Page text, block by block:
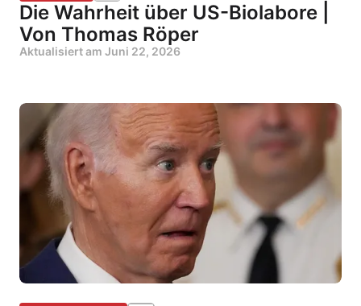
Die Wahrheit über US-Biolabore |
Von Thomas Röper
Aktualisiert am Juni 22, 2026